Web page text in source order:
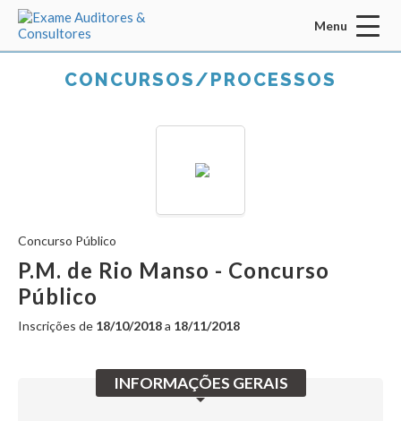
Acessar Área do Candidato:
ENTRAR
Esqueci a senha
INÍCIO
MISSÃO / VISÃO / VALORES
Menu
CONCURSOS/PROCESSOS
Concurso Público
P.M. de Rio Manso - Concurso
Público
Inscrições de 18/10/2018a 18/11/2018
INFORMAÇÕES GERAIS